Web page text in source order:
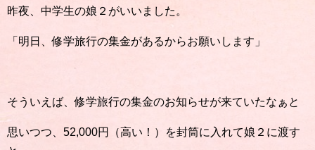
昨夜、中学生の娘２がいいました。
「明日、修学旅行の集金があるからお願いします」
そういえば、修学旅行の集金のお知らせが来ていたなぁと
思いつつ、52,000円（高い！）を封筒に入れて娘２に渡す